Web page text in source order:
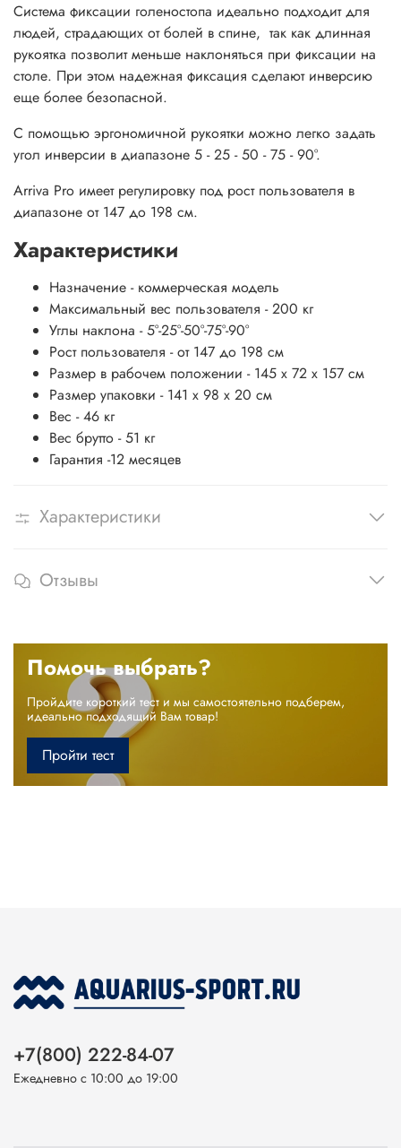
Система фиксации голеностопа идеально подходит для
людей, страдающих от болей в спине, так как длинная
рукоятка позволит меньше наклоняться при фиксации на
столе. При этом надежная фиксация сделают инверсию
еще более безопасной.
С помощью эргономичной рукоятки можно легко задать
угол инверсии в диапазоне 5 - 25 - 50 - 75 - 90°.
Arriva Pro имеет регулировку под рост пользователя в
диапазоне от 147 до 198 см.
Характеристики
Назначение - коммерческая модель
Максимальный вес пользователя - 200 кг
Углы наклона - 5°-25°-50°-75°-90°
Рост пользователя - от 147 до 198 см
Размер в рабочем положении - 145 х 72 х 157 см
Размер упаковки - 141 х 98 х 20 см
Вес - 46 кг
Вес брутто - 51 кг
Гарантия -12 месяцев
Характеристики
Отзывы
Помочь выбрать?
Пройдите короткий тест и мы самостоятельно подберем,
идеально подходящий Вам товар!
Пройти тест
+7(800) 222-84-07
Ежедневно с 10:00 до 19:00